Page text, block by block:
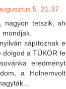
5. 21:37
nagyon tetszik,
sápítoznak
dolgod a TÜKÖR
a